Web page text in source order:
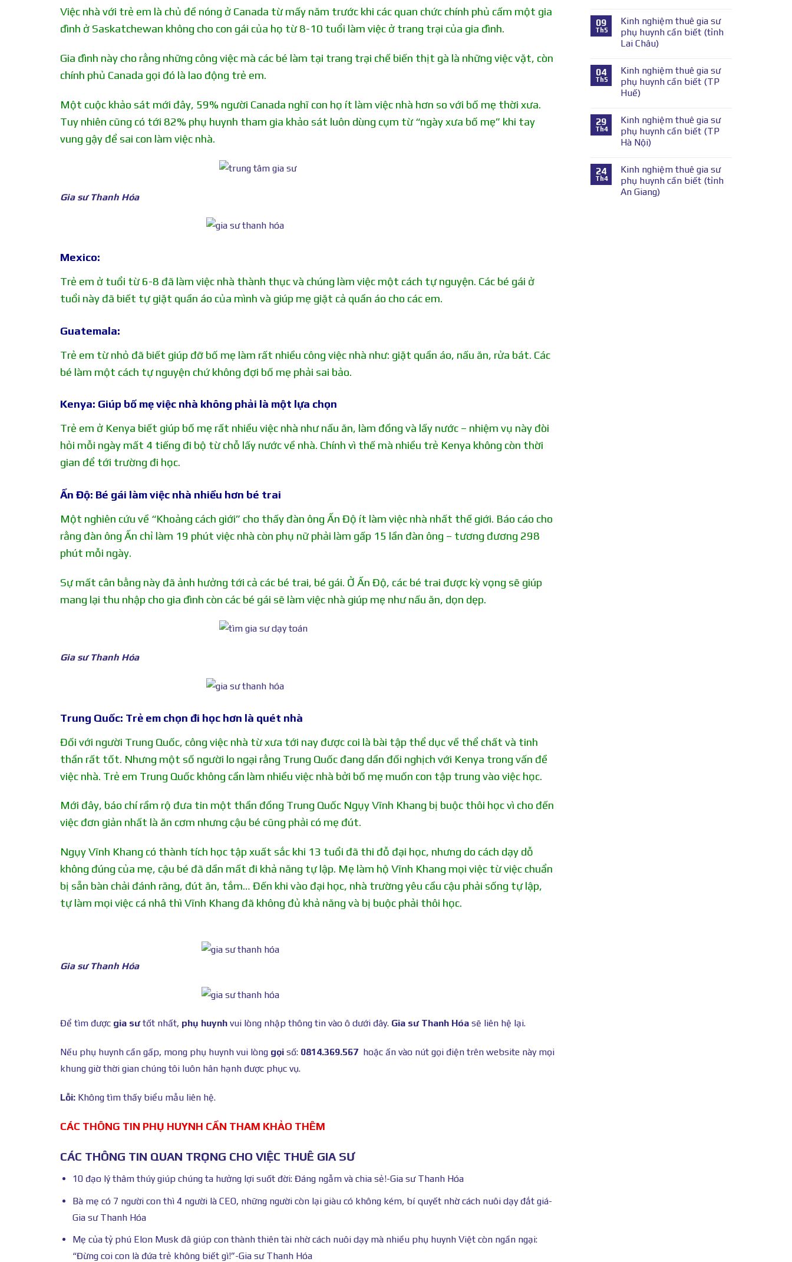
Việc nhà với trẻ em là chủ đề nóng ở Canada từ mấy năm trước khi các quan chức chính phủ cấm một gia
đình ở Saskatchewan không cho con gái của họ từ 8-10 tuổi làm việc ở trang trại của gia đình.
Gia đình này cho rằng những công việc mà các bé làm tại trang trại chế biến thịt gà là những việc vặt, còn
chính phủ Canada gọi đó là lao động trẻ em.
Một cuộc khảo sát mới đây, 59% người Canada nghĩ con họ ít làm việc nhà hơn so với bố mẹ thời xưa.
Tuy nhiên cũng có tới 82% phụ huynh tham gia khảo sát luôn dùng cụm từ “ngày xưa bố mẹ” khi tay
vung gậy để sai con làm việc nhà.
Gia sư Thanh Hóa
Mexico:
Trẻ em ở tuổi từ 6-8 đã làm việc nhà thành thục và chúng làm việc một cách tự nguyện. Các bé gái ở
tuổi này đã biết tự giặt quần áo của mình và giúp mẹ giặt cả quần áo cho các em.
Guatemala:
Trẻ em từ nhỏ đã biết giúp đỡ bố mẹ làm rất nhiều công việc nhà như: giặt quần áo, nấu ăn, rửa bát. Các
bé làm một cách tự nguyện chứ không đợi bố mẹ phải sai bảo.
Kenya: Giúp bố mẹ việc nhà không phải là một lựa chọn
Trẻ em ở Kenya biết giúp bố mẹ rất nhiều việc nhà như nấu ăn, làm đồng và lấy nước – nhiệm vụ này đòi
hỏi mỗi ngày mất 4 tiếng đi bộ từ chỗ lấy nước về nhà. Chính vì thế mà nhiều trẻ Kenya không còn thời
gian để tới trường đi học.
Ấn Độ: Bé gái làm việc nhà nhiều hơn bé trai
Một nghiên cứu về “Khoảng cách giới” cho thấy đàn ông Ấn Độ ít làm việc nhà nhất thế giới. Báo cáo cho
rằng đàn ông Ấn chỉ làm 19 phút việc nhà còn phụ nữ phải làm gấp 15 lần đàn ông – tương đương 298
phút mỗi ngày.
Sự mất cân bằng này đã ảnh hưởng tới cả các bé trai, bé gái. Ở Ấn Độ, các bé trai được kỳ vọng sẽ giúp
mang lại thu nhập cho gia đình còn các bé gái sẽ làm việc nhà giúp mẹ như nấu ăn, dọn dẹp.
Gia sư Thanh Hóa
Trung Quốc: Trẻ em chọn đi học hơn là quét nhà
Đối với người Trung Quốc, công việc nhà từ xưa tới nay được coi là bài tập thể dục về thể chất và tinh
thần rất tốt. Nhưng một số người lo ngại rằng Trung Quốc đang dần đối nghịch với Kenya trong vấn đề
việc nhà. Trẻ em Trung Quốc không cần làm nhiều việc nhà bởi bố mẹ muốn con tập trung vào việc học.
Mới đây, báo chí rầm rộ đưa tin một thần đồng Trung Quốc Ngụy Vĩnh Khang bị buộc thôi học vì cho đến
việc đơn giản nhất là ăn cơm nhưng cậu bé cũng phải có mẹ đút.
Ngụy Vĩnh Khang có thành tích học tập xuất sắc khi 13 tuổi đã thi đỗ đại học, nhưng do cách dạy dỗ
không đúng của mẹ, cậu bé đã dần mất đi khả năng tự lập. Mẹ làm hộ Vĩnh Khang mọi việc từ việc chuẩn
bị sẵn bàn chải đánh răng, đút ăn, tắm… Đến khi vào đại học, nhà trường yêu cầu cậu phải sống tự lập,
tự làm mọi việc cá nhâ thì Vĩnh Khang đã không đủ khả năng và bị buộc phải thôi học.
Gia sư Thanh Hóa
Để tìm được gia sưtốt nhất, phụ huynh vui lòng nhập thông tin vào ô dưới đây. Gia sư Thanh Hóa sẽ liên hệ lại.
Nếu phụ huynh cần gấp, mong phụ huynh vui lòng gọi số: 0814.369.567 hoặc ấn vào nút gọi điện trên website này mọi
khung giờ thời gian chúng tôi luôn hân hạnh được phục vụ.
Lỗi: Không tìm thấy biểu mẫu liên hệ.
CÁC THÔNG TIN PHỤ HUYNH CẦN THAM KHẢO THÊM
CÁC THÔNG TIN QUAN TRỌNG CHO VIỆC THUÊ GIA SƯ
10 đạo lý thâm thúy giúp chúng ta hưởng lợi suốt đời: Đáng ngẫm và chia sẻ!-Gia sư Thanh Hóa
Bà mẹ có 7 người con thì 4 người là CEO, những người còn lại giàu có không kém, bí quyết nhờ cách nuôi dạy đắt giá-
Gia sư Thanh Hóa
Mẹ của tỷ phú Elon Musk đã giúp con thành thiên tài nhờ cách nuôi dạy mà nhiều phụ huynh Việt còn ngần ngại:
“Đừng coi con là đứa trẻ không biết gì!”-Gia sư Thanh Hóa
09
Th5
Kinh nghiệm thuê gia sư
phụ huynh cần biết (tỉnh
Lai Châu)
04
Th5
Kinh nghiệm thuê gia sư
phụ huynh cần biết (TP
Huế)
29
Th4
Kinh nghiệm thuê gia sư
phụ huynh cần biết (TP
Hà Nội)
24
Th4
Kinh nghiệm thuê gia sư
phụ huynh cần biết (tỉnh
An Giang)